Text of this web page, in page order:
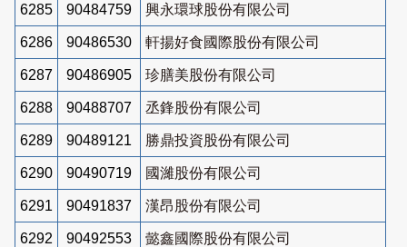
6285 90484759 興永環球股份有限公司
6286 90486530 軒揚好食國際股份有限公司
6287 90486905 珍膳美股份有限公司
6288 90488707 丞鋒股份有限公司
6289 90489121 勝鼎投資股份有限公司
6290 90490719 國濰股份有限公司
6291 90491837 漢昂股份有限公司
6292 90492553 懿鑫國際股份有限公司